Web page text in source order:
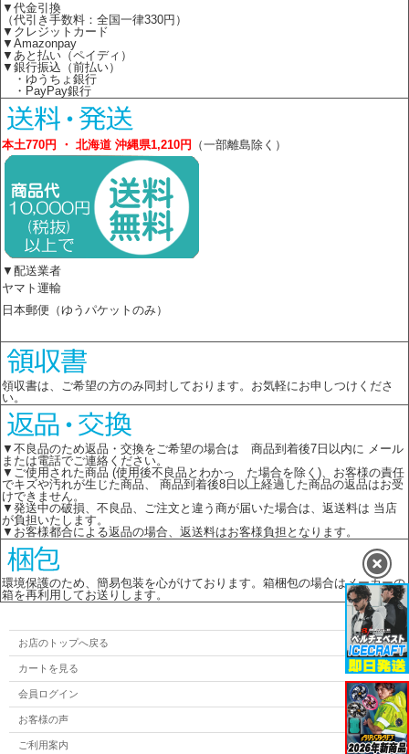
▼代金引換
（代引き手数料：全国一律330円）
▼クレジットカード
▼Amazonpay
▼あと払い（ペイディ）
▼銀行振込（前払い）
・ゆうちょ銀行
・PayPay銀行
本土770円 ・ 北海道 沖縄県1,210円 （一部離島除く）
▼配送業者
ヤマト運輸
日本郵便（ゆうパケットのみ）
領収書は、ご希望の方のみ同封しております。お気軽にお申しつけくださ
い。
▼不良品のため返品・交換をご希望の場合は 商品到着後7日以内に メール
または電話でご連絡ください。
▼ご使用された商品 (使用後不良品とわかっ た場合を除く)、お客様の責任
でキズや汚れが生じた商品、 商品到着後8日以上経過した商品の返品はお受
けできません。
▼発送中の破損、不良品、ご注文と違う商が届いた場合は、返送料は 当店
が負担いたします。
▼お客様都合による返品の場合、返送料はお客様負担となります。
環境保護のため、簡易包装を心がけております。箱梱包の場合はメーカーの
箱を再利用してお送りします。
お店のトップへ戻る
カートを見る
会員ログイン
お客様の声
ご利用案内